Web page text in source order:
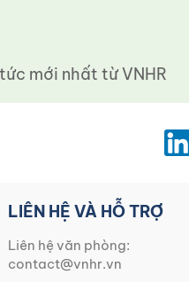
mới nhất từ ​​VNHR
LIÊN HỆ VÀ HỖ TRỢ
Liên hệ văn phòng:
contact@vnhr.vn